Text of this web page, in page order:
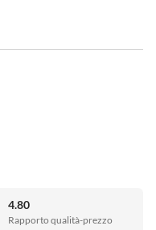
4.80
Rapporto qualità-prezzo